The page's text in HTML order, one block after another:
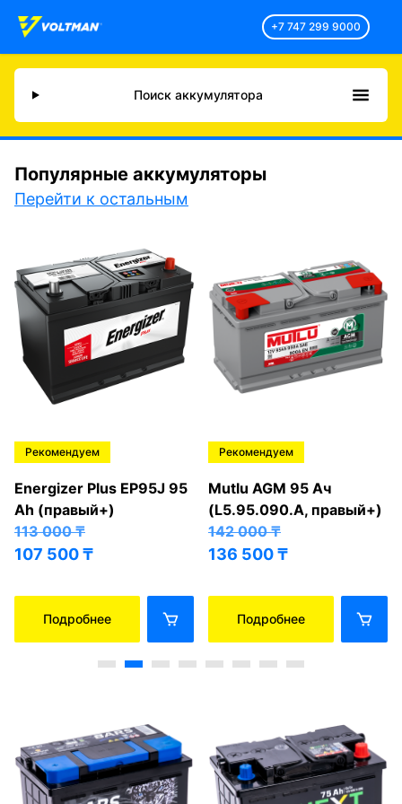
+7 747 299 9000
Поиск аккумулятора
Популярные аккумуляторы
Перейти к остальным
Рекомендуем
Energizer Plus EP95J 95
Ah (правый+)
113 000₸
107 500₸
Подробнее
Рекомендуем
Mutlu AGM 95 Ач
(L5.95.090.A, правый+)
142 000₸
136 500₸
Подробнее